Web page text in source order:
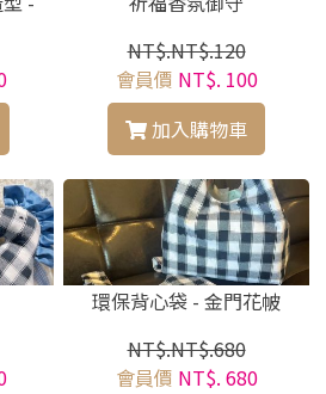
NT$.NT$.120
會員價 NT$. 100
加入購物車
環保背心袋 - 金門花帔
NT$.NT$.680
會員價 NT$. 680